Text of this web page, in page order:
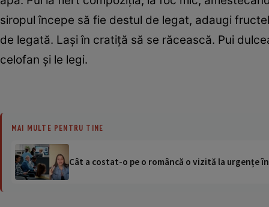
siropul începe să fie destul de legat, adaugi
de legată. Laşi în cratiţă să se răcească. Pui
celofan şi le legi.
MAI MULTE PENTRU TINE
Cât a costat-o pe o româncă o vizită la urgențe